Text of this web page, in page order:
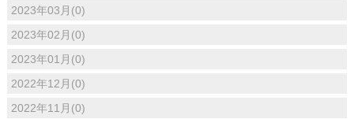
2023年03月(0)
2023年02月(0)
2023年01月(0)
2022年12月(0)
2022年11月(0)